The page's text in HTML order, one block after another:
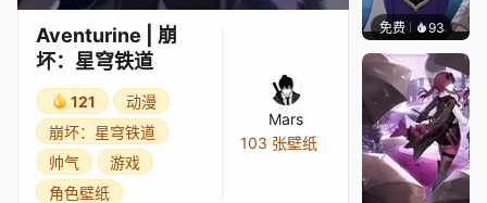
Aventurine | 崩
坏：星穹铁道
121
动漫
崩坏：星穹铁道
帅气
游戏
角色壁纸
Mars
103 张壁纸
免费 93｡